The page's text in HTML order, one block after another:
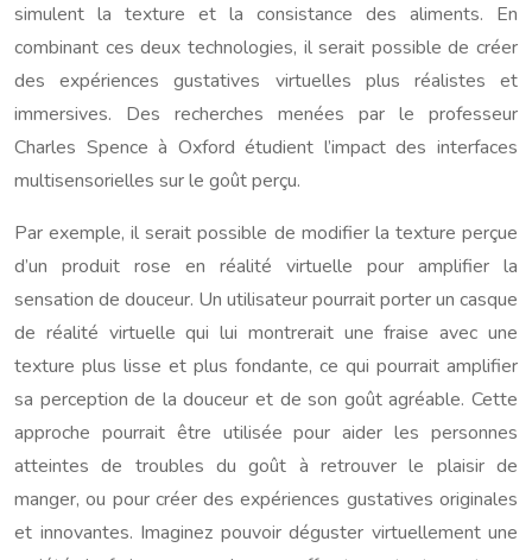
simulent la texture et la consistance des aliments. En
combinant ces deux technologies, il serait possible de créer
des expériences gustatives virtuelles plus réalistes et
immersives. Des recherches menées par le professeur
Charles Spence à Oxford étudient l’impact des interfaces
multisensorielles sur le goût perçu.
Par exemple, il serait possible de modifier la texture perçue
d’un produit rose en réalité virtuelle pour amplifier la
sensation de douceur. Un utilisateur pourrait porter un casque
de réalité virtuelle qui lui montrerait une fraise avec une
texture plus lisse et plus fondante, ce qui pourrait amplifier
sa perception de la douceur et de son goût agréable. Cette
approche pourrait être utilisée pour aider les personnes
atteintes de troubles du goût à retrouver le plaisir de
manger, ou pour créer des expériences gustatives originales
et innovantes. Imaginez pouvoir déguster virtuellement une